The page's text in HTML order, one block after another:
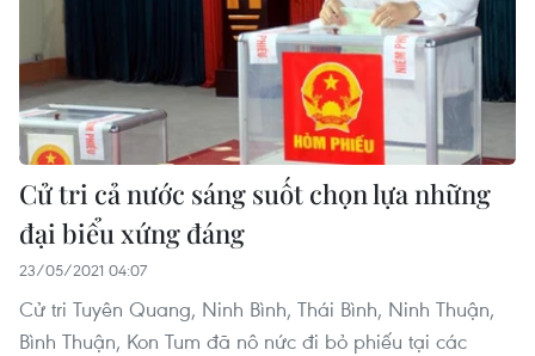
Cử tri cả nước sáng suốt chọn lựa những
đại biểu xứng đáng
23/05/2021 04:07
Cử tri Tuyên Quang, Ninh Bình, Thái Bình, Ninh Thuận,
Bình Thuận, Kon Tum đã nô nức đi bỏ phiếu tại các